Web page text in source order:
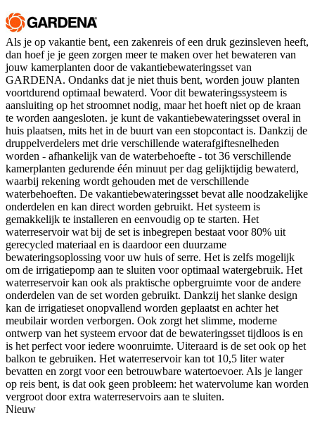
Als je op vakantie bent, een zakenreis of een druk gezinsleven heeft,
dan hoef je je geen zorgen meer te maken over het bewateren van
jouw kamerplanten door de vakantiebewateringsset van
GARDENA. Ondanks dat je niet thuis bent, worden jouw planten
voortdurend optimaal bewaterd. Voor dit bewateringssysteem is
aansluiting op het stroomnet nodig, maar het hoeft niet op de kraan
te worden aangesloten. je kunt de vakantiebewateringsset overal in
huis plaatsen, mits het in de buurt van een stopcontact is. Dankzij de
druppelverdelers met drie verschillende waterafgiftesnelheden
worden - afhankelijk van de waterbehoefte - tot 36 verschillende
kamerplanten gedurende één minuut per dag gelijktijdig bewaterd,
waarbij rekening wordt gehouden met de verschillende
waterbehoeften. De vakantiebewateringsset bevat alle noodzakelijke
onderdelen en kan direct worden gebruikt. Het systeem is
gemakkelijk te installeren en eenvoudig op te starten. Het
waterreservoir wat bij de set is inbegrepen bestaat voor 80% uit
gerecycled materiaal en is daardoor een duurzame
bewateringsoplossing voor uw huis of serre. Het is zelfs mogelijk
om de irrigatiepomp aan te sluiten voor optimaal watergebruik. Het
waterreservoir kan ook als praktische opbergruimte voor de andere
onderdelen van de set worden gebruikt. Dankzij het slanke design
kan de irrigatieset onopvallend worden geplaatst en achter het
meubilair worden verborgen. Ook zorgt het slimme, moderne
ontwerp van het systeem ervoor dat de bewateringsset tijdloos is en
is het perfect voor iedere woonruimte. Uiteraard is de set ook op het
balkon te gebruiken. Het waterreservoir kan tot 10,5 liter water
bevatten en zorgt voor een betrouwbare watertoevoer. Als je langer
op reis bent, is dat ook geen probleem: het watervolume kan worden
vergroot door extra waterreservoirs aan te sluiten.
Nieuw